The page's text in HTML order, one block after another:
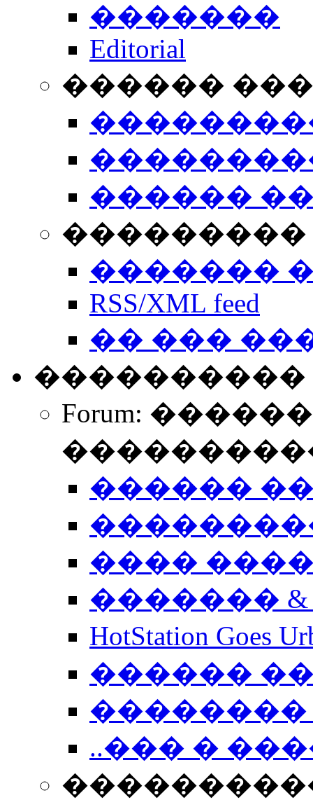
�������
Editorial
������
������
���������
�������
RSS/XML feed
�� ���
����������
Forum:
������
����
�������
HotStation
������
��������
..��� �
����������